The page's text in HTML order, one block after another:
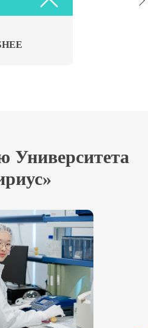
Университета